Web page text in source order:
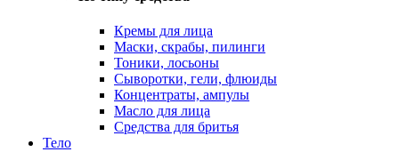
Кремы для лица
Маски, скрабы, пилинги
Тоники, лосьоны
Сыворотки, гели, флюиды
Концентраты, ампулы
Масло для лица
Средства для бритья
Тело